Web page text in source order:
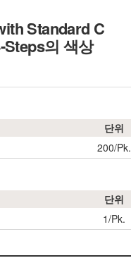
Standard C
Steps의 색상
단위
200/Pk.
단위
1/Pk.